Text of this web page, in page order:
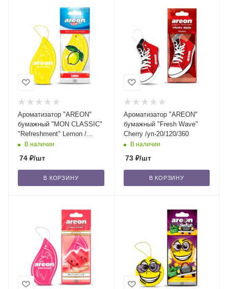
Ароматизатор "AREON"
бумажный "MON CLASSIC"
"Refreshment" Lemon /
уп-10/120/360
В наличии
74 ₽/шт
В КОРЗИНУ
Ароматизатор "AREON"
бумажный "Fresh Wave"
Cherry /уп-20/120/360
В наличии
73₽/шт
В КОРЗИНУ